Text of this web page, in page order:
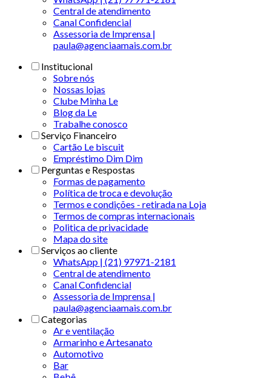
Central de atendimento
Canal Confidencial
Assessoria de Imprensa |
paula@agenciaamais.com.br
Institucional
Sobre nós
Nossas lojas
Clube Minha Le
Blog da Le
Trabalhe conosco
Serviço Financeiro
Cartão Le biscuit
Empréstimo Dim Dim
Perguntas e Respostas
Formas de pagamento
Política de troca e devolução
Termos e condições - retirada na Loja
Termos de compras internacionais
Politica de privacidade
Mapa do site
Serviços ao cliente
WhatsApp | (21) 97971-2181
Central de atendimento
Canal Confidencial
Assessoria de Imprensa |
paula@agenciaamais.com.br
Categorias
Ar e ventilação
Armarinho e Artesanato
Automotivo
Bar